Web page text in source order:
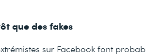
que des fakes
sur Facebook font